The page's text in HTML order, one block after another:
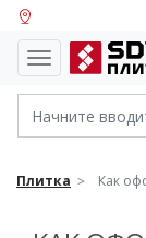
Плитка Как